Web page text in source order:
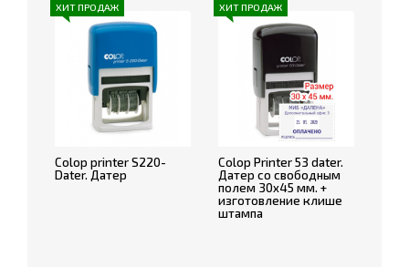
ХИТ ПРОДАЖ
Colop printer S220-
Dater. Датер
ХИТ ПРОДАЖ
Colop Printer 53 dater.
Датер со свободным
полем 30х45 мм. +
изготовление клише
штампа